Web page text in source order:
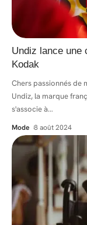
Undiz lance une
Kodak
Chers passionnés de
Undiz, la marque
s'associe à…
Mode 8 août 2024